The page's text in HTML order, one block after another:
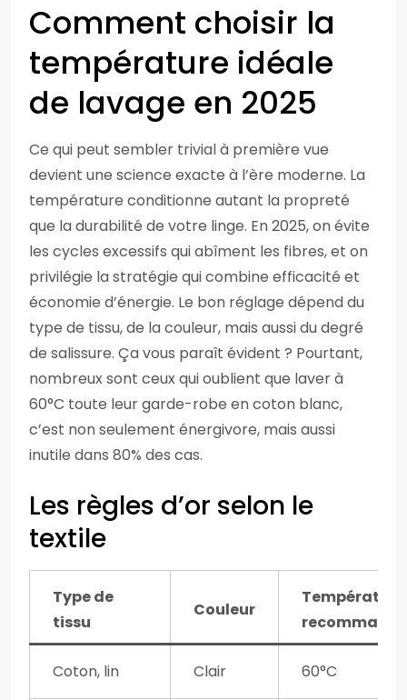
Comment choisir la
température idéale
de lavage en 2025
Ce qui peut sembler trivial à première vue
devient une science exacte à l’ère moderne. La
température conditionne autant la propreté
que la durabilité de votre linge. En 2025, on évite
les cycles excessifs qui abîment les fibres, et on
privilégie la stratégie qui combine efficacité et
économie d’énergie. Le bon réglage dépend du
type de tissu, de la couleur, mais aussi du degré
de salissure. Ça vous paraît évident ? Pourtant,
nombreux sont ceux qui oublient que laver à
60°C toute leur garde-robe en coton blanc,
c’est non seulement énergivore, mais aussi
inutile dans 80% des cas.
Les règles d’or selon le
textile
Type de
tissu
Couleur
Température
Coton, lin Clair 60°C